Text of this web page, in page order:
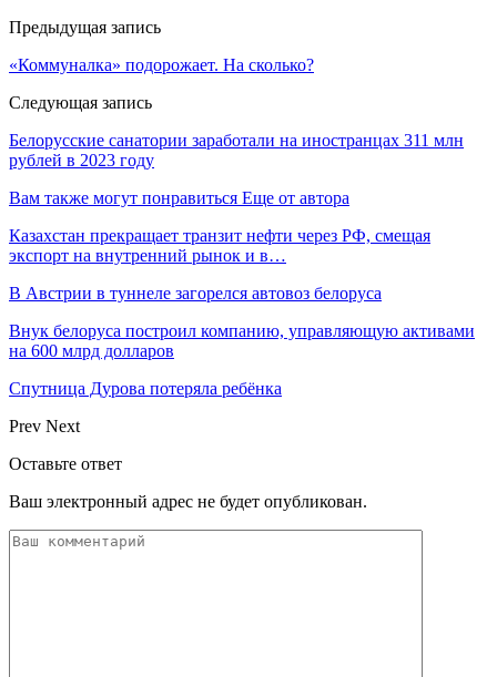
Предыдущая запись
«Коммуналка» подорожает. На сколько?
Следующая запись
Белорусские санатории заработали на иностранцах 311 млн
рублей в 2023 году
Вам также могут понравиться Еще от автора
Казахстан прекращает транзит нефти через РФ, смещая
экспорт на внутренний рынок и в…
В Австрии в туннеле загорелся автовоз белоруса
Внук белоруса построил компанию, управляющую активами
на 600 млрд долларов
Спутница Дурова потеряла ребёнка
Prev Next
Оставьте ответ
Ваш электронный адрес не будет опубликован.